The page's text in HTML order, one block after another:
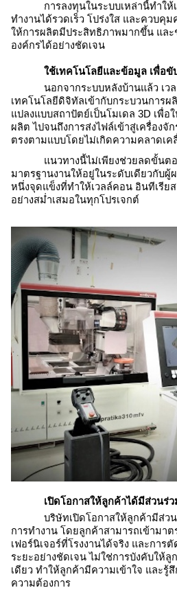
การลงทุนในระบบเหล่านี้ทำใ
ทำงานได้รวดเร็ว โปร่งใส และควบคุ
ให้การผลิตมีประสิทธิภาพมากขึ้น แล
องค์กรได้อย่างชัดเจน
ใช้เทคโนโลยีและข้อมูล เพื่อขั
นอกจากระบบหลังบ้านแล้ว เว
เทคโนโลยีดิจิทัลเข้ากับกระบวนการผ
แปลงแบบสถาปัตย์เป็นโมเดล 3D เพื่อ
ผลิต ไปจนถึงการส่งไฟล์เข้าสู่เครื่องจั
ตรงตามแบบโดยไม่เกิดความคลาดเค
แนวทางนี้ไม่เพียงช่วยลดขั้น
มาตรฐานงานให้อยู่ในระดับเดียวกับผู้
หนึ่งจุดแข็งที่ทำให้เวลล์คอน อินทีเรีย
อย่างสม่ำเสมอในทุกโปรเจกต์
เปิดโอกาสให้ลูกค้าได้มีส่วนร่
บริษัทเปิดโอกาสให้ลูกค้ามีส่ว
การทำงาน โดยลูกค้าสามารถเข้ามา
เฟอร์นิเจอร์ที่โรงงานได้จริง และการ
ระยะอย่างชัดเจน ไม่ใช่การบังคับให้
เดียว ทำให้ลูกค้ามีความเข้าใจ และรู้
ความต้องการ